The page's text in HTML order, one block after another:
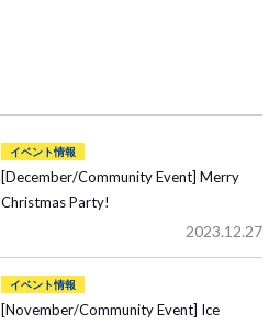
イベント情報
[December/Community Event] Merry
Christmas Party!
2023.12.27
イベント情報
[November/Community Event] Ice